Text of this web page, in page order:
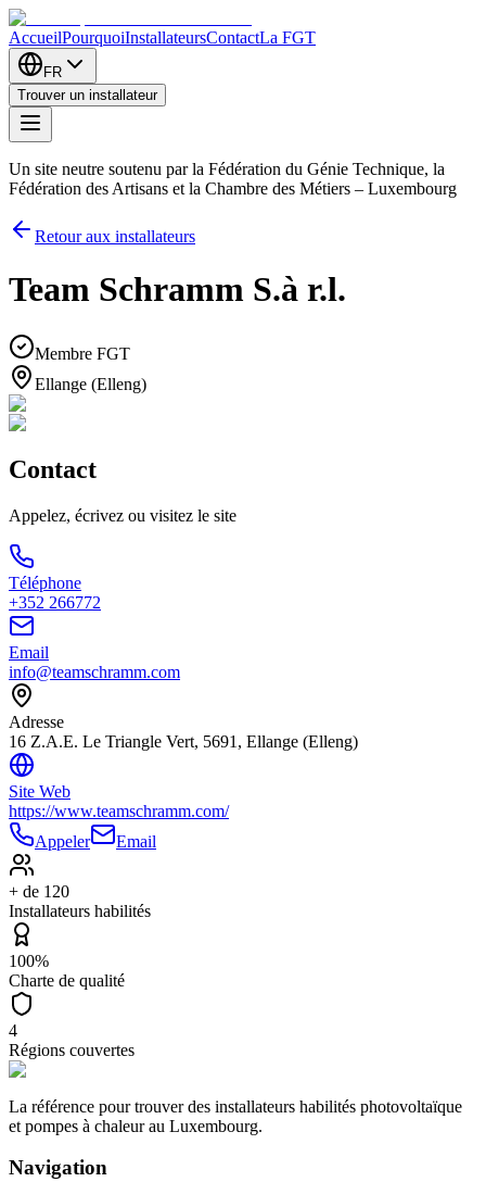
AccueilPourquoiInstallateursContactLa FGT
FR
Trouver un installateur
Un site neutre soutenu par la Fédération du Génie Technique, la
Fédération des Artisans et la Chambre des Métiers – Luxembourg
Retour aux installateurs
Team Schramm S.à r.l.
Membre FGT
Ellange (Elleng)
Contact
Appelez, écrivez ou visitez le site
Téléphone
+352 266772
Email
info@teamschramm.com
Adresse
16 Z.A.E. Le Triangle Vert, 5691, Ellange (Elleng)
Site Web
https://www.teamschramm.com/
Appeler
Email
+ de 120
Installateurs habilités
100%
Charte de qualité
4
Régions couvertes
La référence pour trouver des installateurs habilités photovoltaïque
et pompes à chaleur au Luxembourg.
Navigation